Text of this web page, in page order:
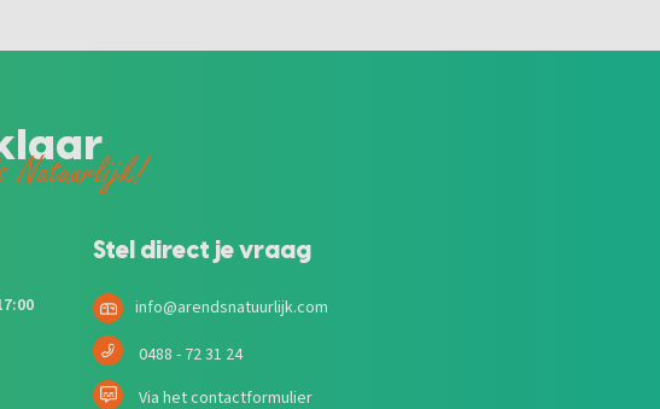
Natuurlijk!
Stel direct je vraag
info@arendsnatuurlijk.com
0488 - 72 31 24
Via het contactformulier